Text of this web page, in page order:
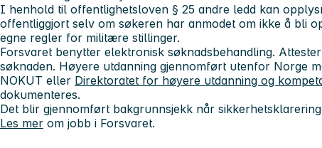
I henhold til offentlighetsloven § 25 andre ledd kan
offentliggjort selv om søkeren har anmodet om ikke å bli
egne regler for militære stillinger.
Forsvaret benytter elektronisk søknadsbehandling.
søknaden. Høyere utdanning gjennomført utenfor Norge
NOKUT eller Direktoratet for høyere utdanning og
dokumenteres.
Det blir gjennomført bakgrunnsjekk når
Les mer om jobb i Forsvaret.